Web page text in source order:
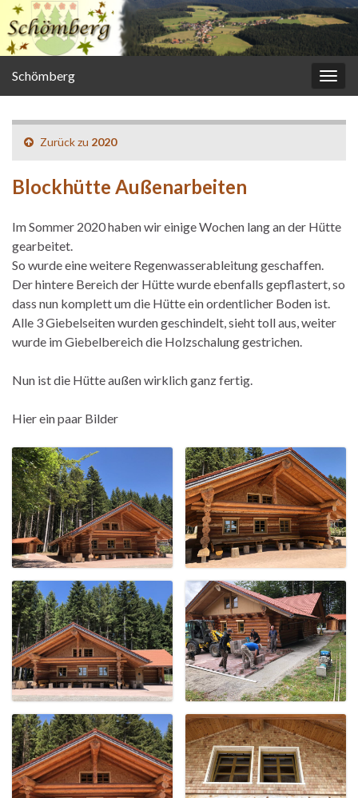
Schömberg
Zurück zu 2020
Blockhütte Außenarbeiten
Im Sommer 2020 haben wir einige Wochen lang an der Hütte
gearbeitet.
So wurde eine weitere Regenwasserableitung geschaffen.
Der hintere Bereich der Hütte wurde ebenfalls gepflastert, so
dass nun komplett um die Hütte ein ordentlicher Boden ist.
Alle 3 Giebelseiten wurden geschindelt, sieht toll aus, weiter
wurde im Giebelbereich die Holzschalung gestrichen.
Nun ist die Hütte außen wirklich ganz fertig.
Hier ein paar Bilder